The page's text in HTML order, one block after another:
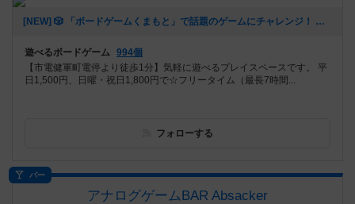
[NEW] 🎲 「ボードゲームくまもと」で話題のゲームにチャレンジ！ 🚀✨（2024年12月16日 12時53分）
遊べるボードゲーム 994個
【市電健軍町電停より徒歩1分】気軽に遊べるプレイスペースです。 平
日1,500円、日曜・祝日1,800円で☆フリータイム（最長7時間...
フォローする
バー
アナログゲームBAR Absacker